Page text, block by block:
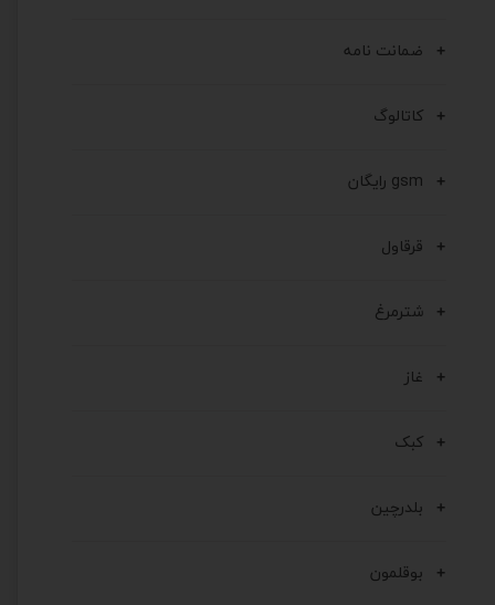
ضمانت نامه
کاتالوگ
gsm رایگان
قرقاول
شترمرغ
غاز
کبک
بلدرچین
بوقلمون